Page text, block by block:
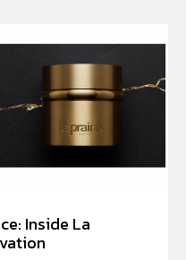
Inside La